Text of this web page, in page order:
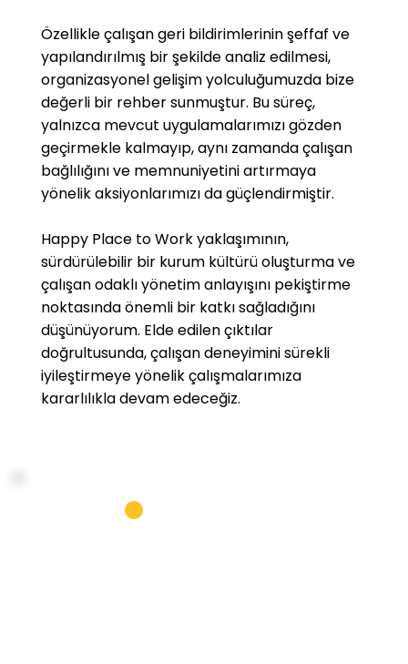
Merkezi •24 Yataklı Yanık Merkezi Sterilizasyon
ve Dezenfeksiyon Hizmetleri Hasta güvenliği ve
hijyen standartlarını en üst düzeyde tutan CCN
Klinik, günlük 9.000 sterilizasyon ve
dezenfeksiyon işlemiyle sağlık hizmetlerinde
sürdürülebilir kaliteyi garanti altına almaktadır.
Özellikle çalışan geri bildirimlerinin şeffaf ve
yapılandırılmış bir şekilde analiz edilmesi,
organizasyonel gelişim yolculuğumuzda bize
değerli bir rehber sunmuştur. Bu süreç,
yalnızca mevcut uygulamalarımızı gözden
geçirmekle kalmayıp, aynı zamanda çalışan
bağlılığını ve memnuniyetini artırmaya
yönelik aksiyonlarımızı da güçlendirmiştir.
Happy Place to Work yaklaşımının,
sürdürülebilir bir kurum kültürü oluşturma ve
çalışan odaklı yönetim anlayışını pekiştirme
noktasında önemli bir katkı sağladığını
düşünüyorum. Elde edilen çıktılar
doğrultusunda, çalışan deneyimini sürekli
iyileştirmeye yönelik çalışmalarımıza
kararlılıkla devam edeceğiz.